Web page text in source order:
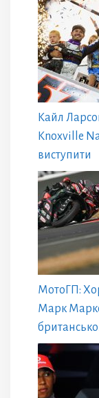
Кайл
Knoxville
виступити
МотоГП:
Марк